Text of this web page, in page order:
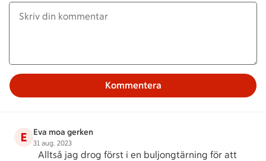
Kommentera
E Eva moa gerken
31 aug. 2023
Alltså jag drog först i en buljongtärning för att